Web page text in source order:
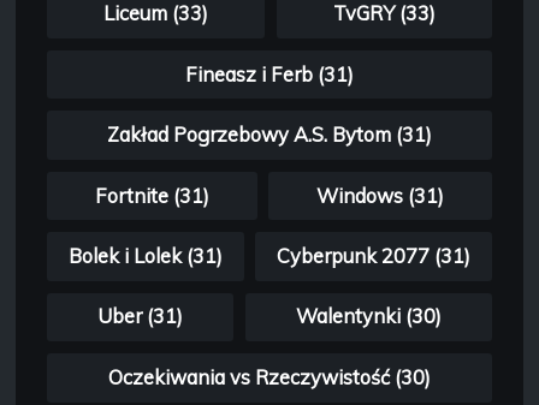
Liceum (33) TvGRY (33)
Fineasz i Ferb (31)
Zakład Pogrzebowy A.S. Bytom (31)
Fortnite (31) Windows (31)
Bolek i Lolek (31) Cyberpunk 2077 (31)
Uber (31) Walentynki (30)
Oczekiwania vs Rzeczywistość (30)